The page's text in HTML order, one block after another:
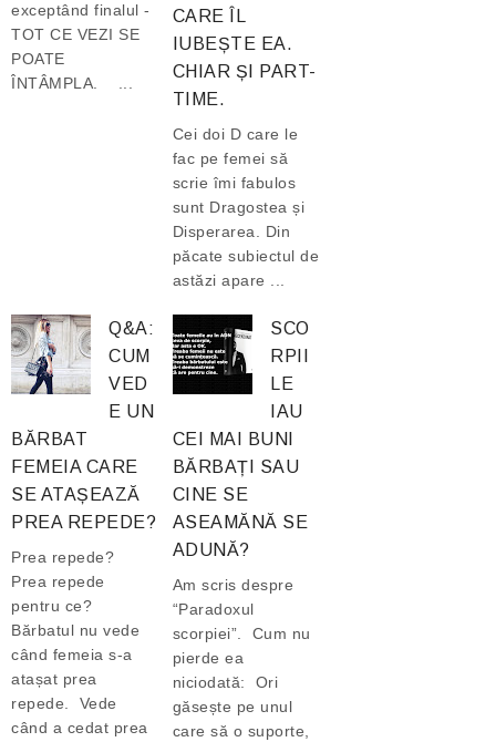
exceptând finalul -
TOT CE VEZI SE
POATE
ÎNTÂMPLA. ...
CARE ÎL
IUBEȘTE EA.
CHIAR ȘI PART-
TIME.
Cei doi D care le
fac pe femei să
scrie îmi fabulos
sunt Dragostea și
Disperarea. Din
păcate subiectul de
astăzi apare ...
Q&A:
CUM
VED
E UN
BĂRBAT
FEMEIA CARE
SE ATAȘEAZĂ
PREA REPEDE?
Prea repede?
Prea repede
pentru ce?
Bărbatul nu vede
când femeia s-a
atașat prea
repede. Vede
când a cedat prea
SCO
RPII
LE
IAU
CEI MAI BUNI
BĂRBAȚI SAU
CINE SE
ASEAMĂNĂ SE
ADUNĂ?
Am scris despre
“Paradoxul
scorpiei”. Cum nu
pierde ea
niciodată: Ori
găsește pe unul
care să o suporte,